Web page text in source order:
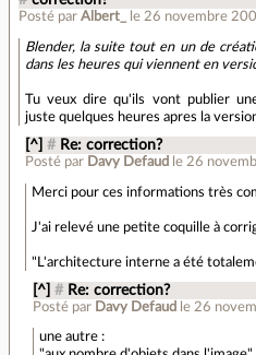
Posté par Albert_ le 26 novembre
Blender, la suite tout en un de
dans les heures qui viennent en
Tu veux dire qu'ils vont publier
juste quelques heures apres la
[^] # Re: correction?
Posté par Davy Defaud le 26
Merci pour ces informations très
J'ai relevé une petite coquille à
"L'architecture interne a été
[^] # Re: correction?
Posté par Davy Defaud le 26
une autre :